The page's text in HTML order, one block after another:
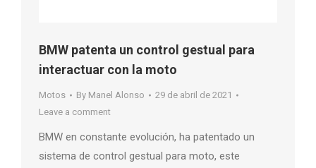
BMW patenta un control gestual para
interactuar con la moto
Motos By Manel Alonso
29 de abril de 2021
Leave a comment
BMW en constante evolución, ha patentado un
sistema de control gestual para moto, este